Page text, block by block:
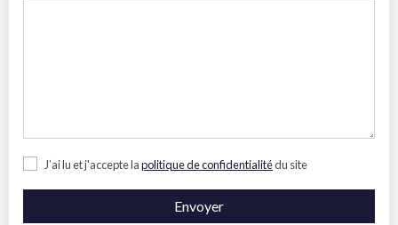
J’ai lu et j'accepte lapolitique de confidentialitédu site
Envoyer